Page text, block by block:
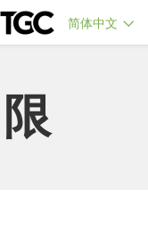
简体中文